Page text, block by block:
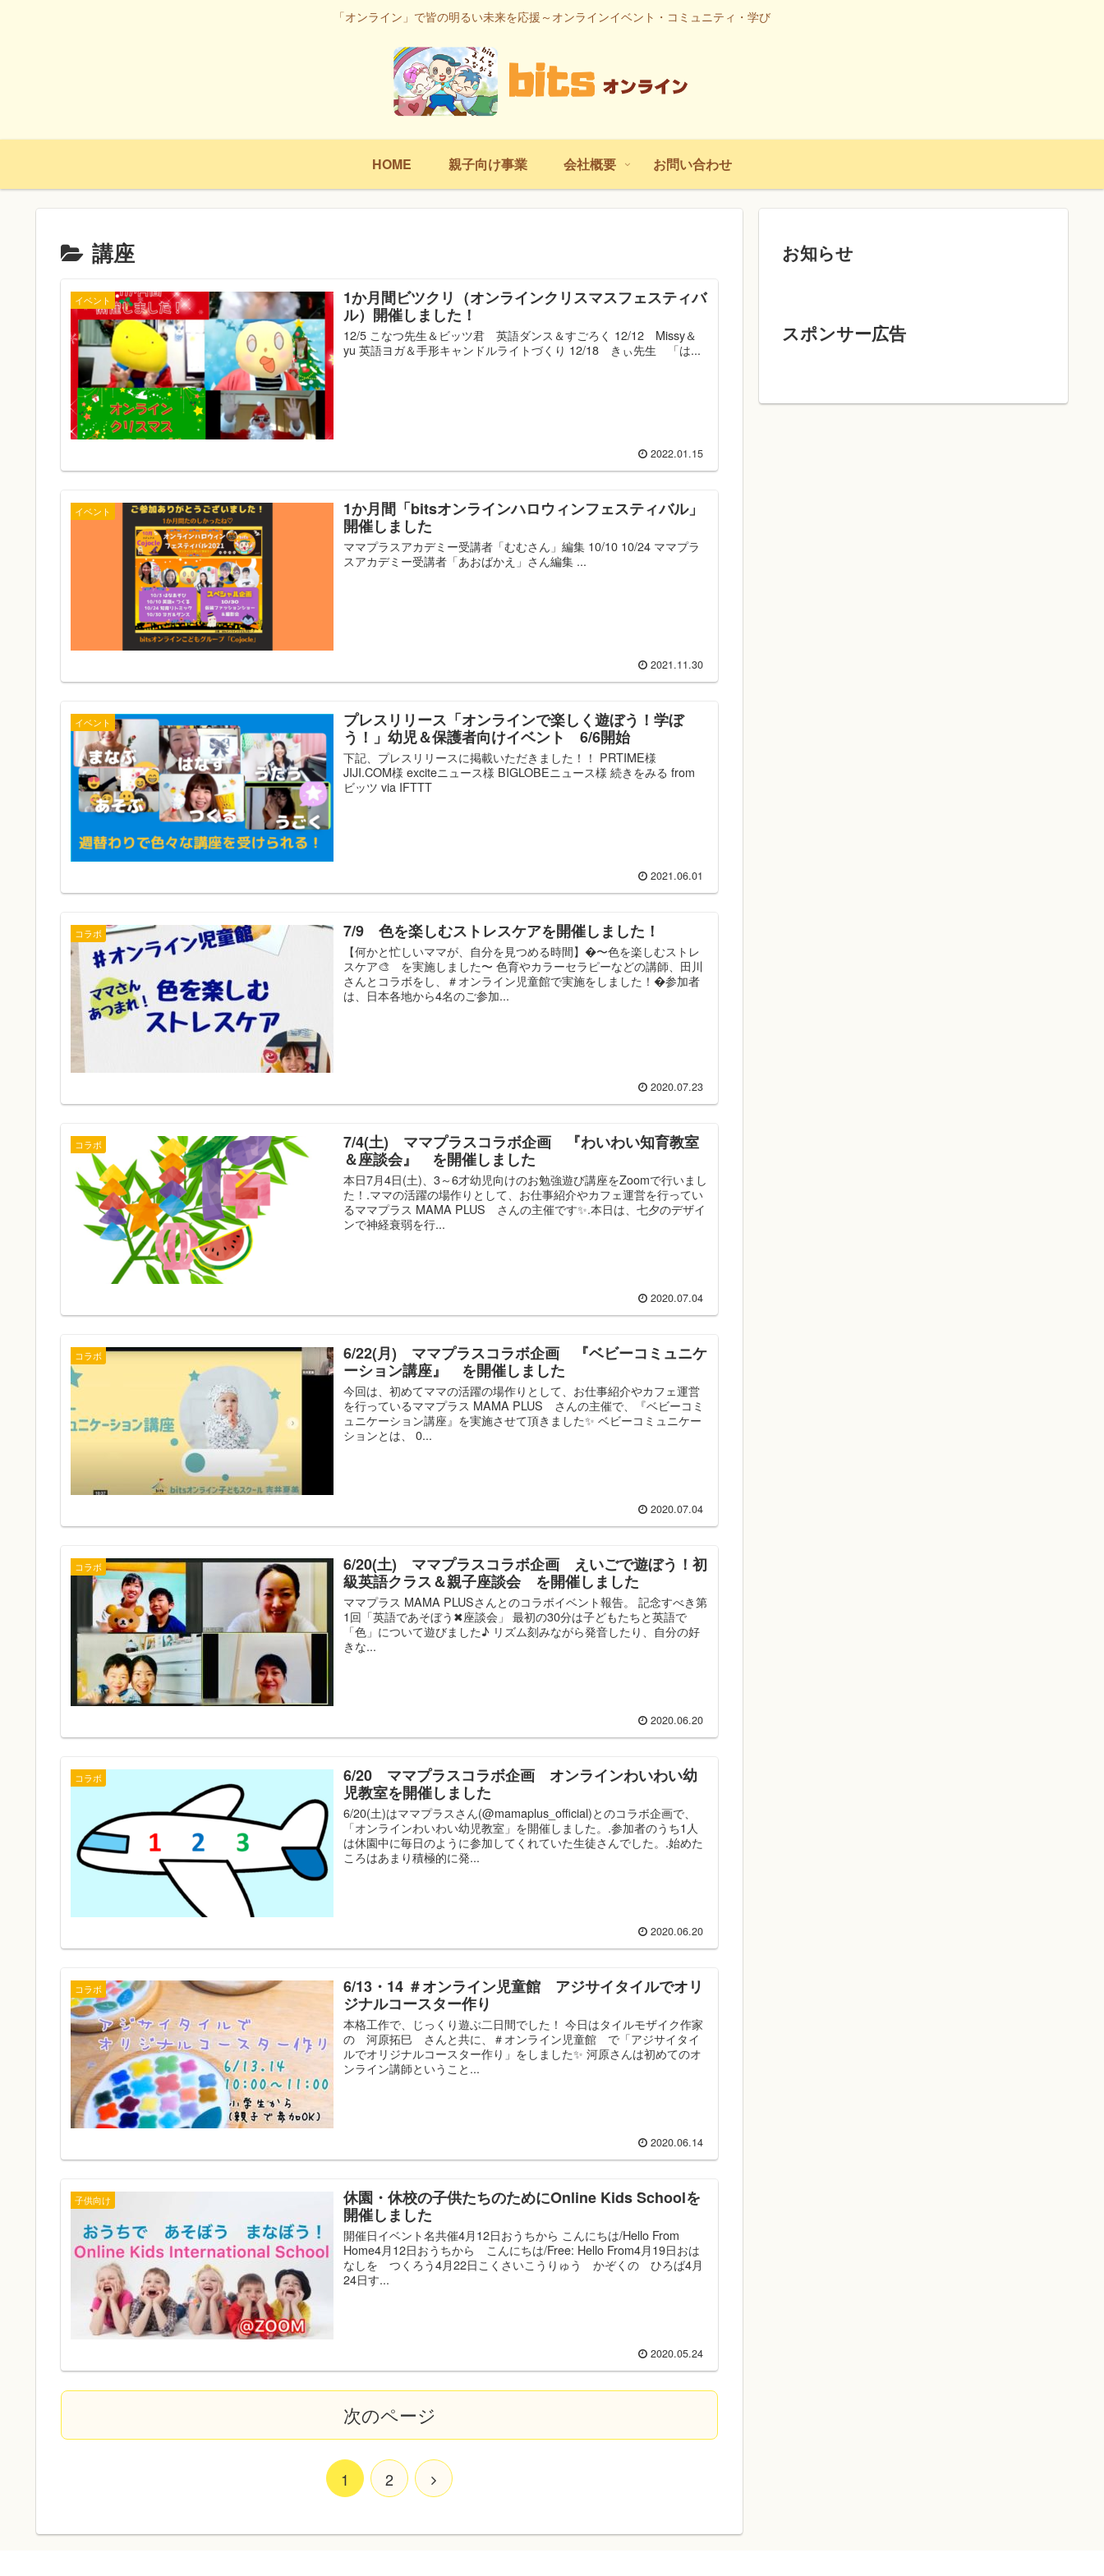
「オンライン」で皆の明るい未来を応援～オンラインイベント・コミュニティ・学び
HOME 親子向け事業 会社概要 お問い合わせ
講座
イベント
1か月間ビツクリ（オンラインクリスマスフェスティバ
ル）開催しました！
12/5 こなつ先生＆ビッツ君 英語ダンス＆すごろく 12/12 Missy＆
yu 英語ヨガ＆手形キャンドルライトづくり 12/18 きぃ先生 「は...
2022.01.15
イベント
1か月間「bitsオンラインハロウィンフェスティバル」
開催しました
ママプラスアカデミー受講者「むむさん」編集 10/10 10/24 ママプラ
スアカデミー受講者「あおばかえ」さん編集 ...
2021.11.30
イベント
プレスリリース「オンラインで楽しく遊ぼう！学ぼ
う！」幼児＆保護者向けイベント 6/6開始
下記、プレスリリースに掲載いただきました！！ PRTIME様
JIJI.COM様 exciteニュース様 BIGLOBEニュース様 続きをみる from
ビッツ via IFTTT
2021.06.01
コラボ 7/9 色を楽しむストレスケアを開催しました！
【何かと忙しいママが、自分を見つめる時間】�〜色を楽しむストレ
スケア🎨 を実施しました〜 色育やカラーセラピーなどの講師、田川
さんとコラボをし、＃オンライン児童館で実施をしました！�参加者
は、日本各地から4名のご参加...
2020.07.23
コラボ
7/4(土) ママプラスコラボ企画 『わいわい知育教室
＆座談会』 を開催しました
本日7月4日(土)、3～6才幼児向けのお勉強遊び講座をZoomで行いまし
た！.ママの活躍の場作りとして、お仕事紹介やカフェ運営を行ってい
るママプラス MAMA PLUS さんの主催です✨.本日は、七夕のデザイ
ンで神経衰弱を行...
2020.07.04
コラボ
6/22(月) ママプラスコラボ企画 『ベビーコミュニケ
ーション講座』 を開催しました
今回は、初めてママの活躍の場作りとして、お仕事紹介やカフェ運営
を行っているママプラス MAMA PLUS さんの主催で、『ベビーコミ
ュニケーション講座』を実施させて頂きました✨ ベビーコミュニケー
ションとは、 0...
2020.07.04
コラボ
6/20(土) ママプラスコラボ企画 えいごで遊ぼう！初
級英語クラス＆親子座談会 を開催しました
ママプラス MAMA PLUSさんとのコラボイベント報告。 記念すべき第
1回「英語であそぼう✖︎座談会」 最初の30分は子どもたちと英語で
「色」について遊びました♪ リズム刻みながら発音したり、自分の好
きな...
2020.06.20
コラボ
6/20 ママプラスコラボ企画 オンラインわいわい幼
児教室を開催しました
6/20(土)はママプラスさん(@mamaplus_official)とのコラボ企画で、
「オンラインわいわい幼児教室」を開催しました。.参加者のうち1人
は休園中に毎日のように参加してくれていた生徒さんでした。.始めた
ころはあまり積極的に発...
2020.06.20
コラボ
6/13・14 ＃オンライン児童館 アジサイタイルでオリ
ジナルコースター作り
本格工作で、じっくり遊ぶ二日間でした！ 今日はタイルモザイク作家
の 河原拓巳 さんと共に、＃オンライン児童館 で「アジサイタイ
ルでオリジナルコースター作り」をしました✨ 河原さんは初めてのオ
ンライン講師ということ...
2020.06.14
子供向け
休園・休校の子供たちのためにOnline Kids Schoolを
開催しました
開催日イベント名共催4月12日おうちから こんにちは/Hello From
Home4月12日おうちから こんにちは/Free: Hello From4月19日おは
なしを つくろう4月22日こくさいこうりゅう かぞくの ひろば4月
24日す...
2020.05.24
次のページ
1 2
お知らせ
スポンサー広告